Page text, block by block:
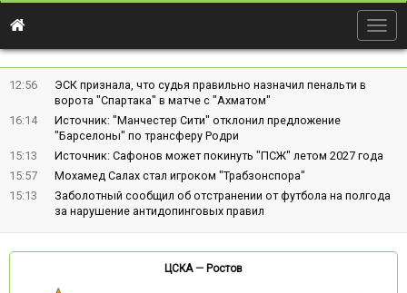
12:56
ЭСК признала, что судья правильно назначил пенальти в
ворота "Спартака" в матче с "Ахматом"
16:14
Источник: "Манчестер Сити" отклонил предложение
"Барселоны" по трансферу Родри
15:13
Источник: Сафонов может покинуть "ПСЖ" летом 2027 года
15:57
Мохамед Салах стал игроком "Трабзонспора"
15:13
Заболотный сообщил об отстранении от футбола на полгода
за нарушение антидопинговых правил
ЦСКА— Ростов